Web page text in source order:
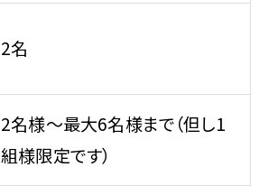
2名
2名様～最大6名様まで（但し1
組様限定です）